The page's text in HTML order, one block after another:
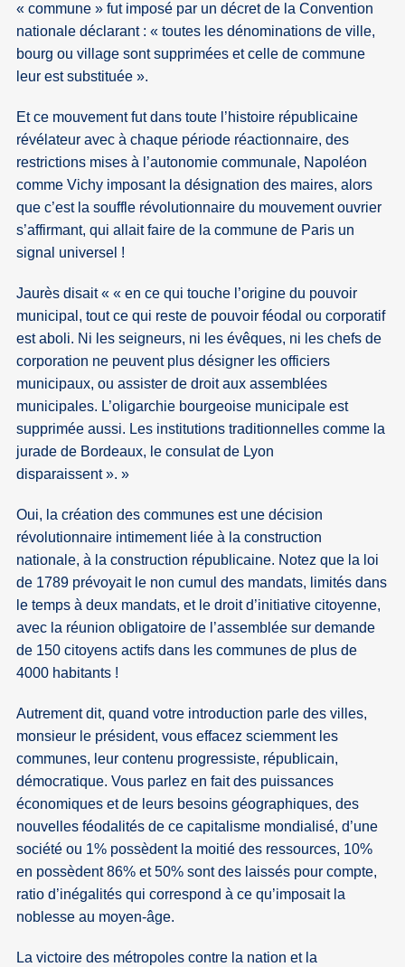
« commune » fut imposé par un décret de la Convention
nationale déclarant : « toutes les dénominations de ville,
bourg ou village sont supprimées et celle de commune
leur est substituée ».
Et ce mouvement fut dans toute l’histoire républicaine
révélateur avec à chaque période réactionnaire, des
restrictions mises à l’autonomie communale, Napoléon
comme Vichy imposant la désignation des maires, alors
que c’est la souffle révolutionnaire du mouvement ouvrier
s’affirmant, qui allait faire de la commune de Paris un
signal universel !
Jaurès disait
« en ce qui touche l’origine du pouvoir
municipal, tout ce qui reste de pouvoir féodal ou corporatif
est aboli. Ni les seigneurs, ni les évêques, ni les chefs de
corporation ne peuvent plus désigner les officiers
municipaux, ou assister de droit aux assemblées
municipales. L’oligarchie bourgeoise municipale est
supprimée aussi. Les institutions traditionnelles comme la
jurade de Bordeaux, le consulat de Lyon
disparaissent ».
Oui, la création des communes est une décision
révolutionnaire intimement liée à la construction
nationale, à la construction républicaine. Notez que la loi
de 1789 prévoyait le non cumul des mandats, limités dans
le temps à deux mandats, et le droit d’initiative citoyenne,
avec la réunion obligatoire de l’assemblée sur demande
de 150 citoyens actifs dans les communes de plus de
4000 habitants !
Autrement dit, quand votre introduction parle des villes,
monsieur le président, vous effacez sciemment les
communes, leur contenu progressiste, républicain,
démocratique. Vous parlez en fait des puissances
économiques et de leurs besoins géographiques, des
nouvelles féodalités de ce capitalisme mondialisé, d’une
société ou 1% possèdent la moitié des ressources, 10%
en possèdent 86% et 50% sont des laissés pour compte,
ratio d’inégalités qui correspond à ce qu’imposait la
noblesse au moyen-âge.
La victoire des métropoles contre la nation et la